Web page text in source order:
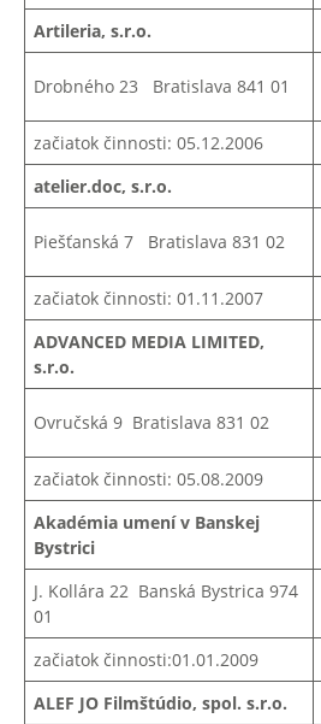
Artileria, s.r.o.
Drobného 23 Bratislava 841 01
začiatok činnosti: 05.12.2006
atelier.doc, s.r.o.
Piešťanská 7 Bratislava 831 02
začiatok činnosti: 01.11.2007
ADVANCED MEDIA LIMITED,
s.r.o.
Ovručská 9 Bratislava 831 02
začiatok činnosti: 05.08.2009
Akadémia umení v Banskej
Bystrici
J. Kollára 22 Banská Bystrica 974
01
začiatok činnosti:01.01.2009
ALEF JO Filmštúdio, spol. s.r.o.